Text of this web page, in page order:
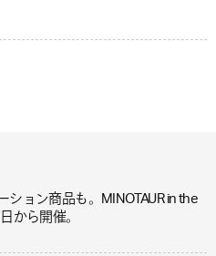
ション商品も。MINOTAUR in the
から開催。